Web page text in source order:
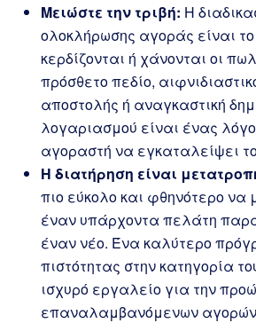
Μειώστε την τριβή: Η
ολοκλήρωσης αγοράς είναι
κερδίζονται ή χάνονται οι
πρόσθετο πεδίο,
αποστολής ή αναγκαστική
λογαριασμού είναι ένας
αγοραστή να εγκαταλείψει
Η διατήρηση είναι
πιο εύκολο και φθηνότερο να
έναν υπάρχοντα πελάτη
έναν νέο. Ένα καλύτερο
πιστότητας στην κατηγορία
ισχυρό εργαλείο για την
επαναλαμβανόμενων